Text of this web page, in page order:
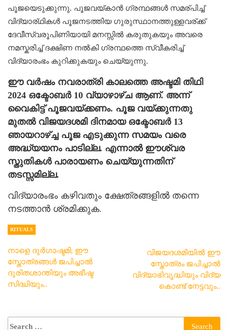
പൂജയെടുക്കുന്നു. പൂജവയ്കാൻ ഗ്രന്ഥങ്ങൾ സമര്പിച്ച്
വിദ്യാര്ഥികൾ പൂജനടത്തിയ ഗുരുസ്ഥാനത്തുള്ളവര്ക്ക്
ദേവീസ്വരൂപിണിയായി മനസ്സിൽ കരുതുകയും അവരെ
നമസ്കരിച്ച് ദക്ഷിണ നൽകി ഗ്രന്ഥത്തെ സ്വീകരിച്ച്
വിദ്യാരംഭം കുറിക്കുകയും ചെയ്യുന്നു.
ഈ വര്‍ഷം നവരാത്രി കാലത്തെ അഷ്ടമി തിഥി
2024 ഒക്ടോബർ 10 വ്യാഴാഴ്ച ആണ്. അന്ന്
വൈകിട്ട് പൂജവയ്ക്കണം. പൂജ വയ്ക്കുന്നതു
മുതല്‍ വിജയദശമി ദിനമായ ഒക്ടോബർ 13
ഞായറാഴ്ച്ച പൂജ എടുക്കുന്ന സമയം വരെ
അദ്ധ്യയനം പാടില്ല. എന്നാൽ ഈശ്വര
സ്തുതികൾ പാരായണം ചെയ്യുന്നതിന്
തടസ്സമില്ല.
വിദ്യാരംഭം കഴിവതും ക്ഷേത്രങ്ങളിൽ തന്നെ
നടത്താൻ ശ്രമിക്കുക.
RITUALS
നാളെ ദുർഗാഷ്ടമി; ഈ
സ്തോത്രങ്ങൾ ജപിച്ചാൽ
ദുരിതശാന്തിയും അഭീഷ്ട
സിദ്ധിയും..
വിജയദശമിയിൽ ഈ
സ്തോത്രം ജപിച്ചാൽ
വിദ്യാഭിവൃദ്ധിയും വിദ്യ
കൊണ്ട് നേട്ടവും..